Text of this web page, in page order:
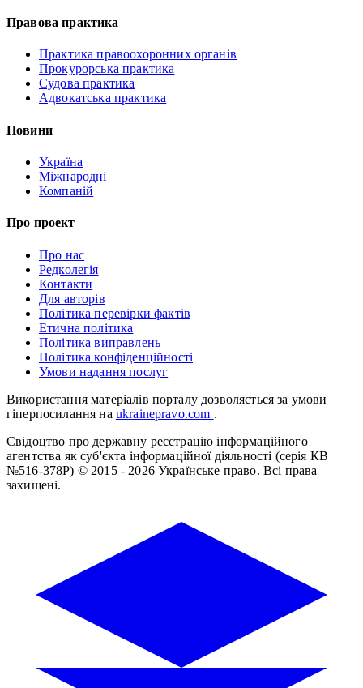
Правова практика
Практика правоохоронних органів
Прокурорська практика
Судова практика
Адвокатська практика
Новини
Україна
Міжнародні
Компаній
Про проект
Про нас
Редколегія
Контакти
Для авторів
Політика перевірки фактів
Етична політика
Політика виправлень
Політика конфіденційності
Умови надання послуг
Використання матеріалів порталу дозволяється за умови
гіперпосилання на ukrainepravo.com .
Свідоцтво про державну реєстрацію інформаційного
агентства як суб'єкта інформаційної діяльності (серія КВ
№516-378Р) © 2015 - 2026 Українське право. Всі права
захищені.